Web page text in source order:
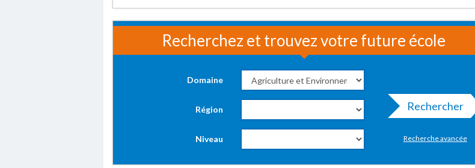
Recherchez et trouvez votre future école
Domaine
Région
Niveau
Rechercher
Recherche avancée